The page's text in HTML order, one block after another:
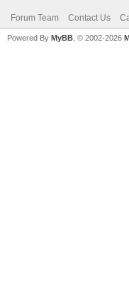
Forum Team Contact Us
Powered By MyBB , © 2002-2026